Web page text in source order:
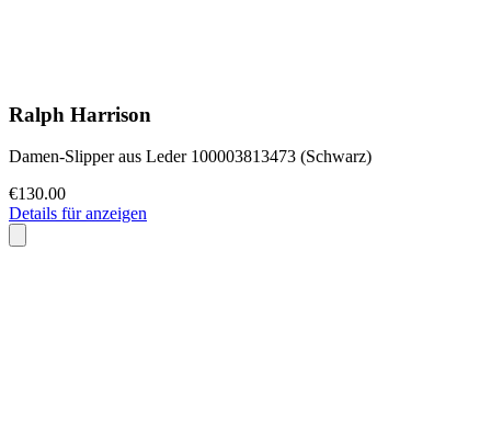
Ralph Harrison
Damen-Slipper aus Leder 100003813473 (Schwarz)
€130.00
Details für anzeigen